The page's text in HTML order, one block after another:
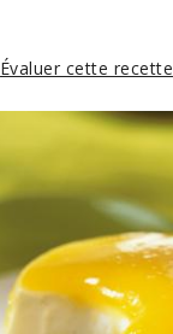
Évaluer cette recette